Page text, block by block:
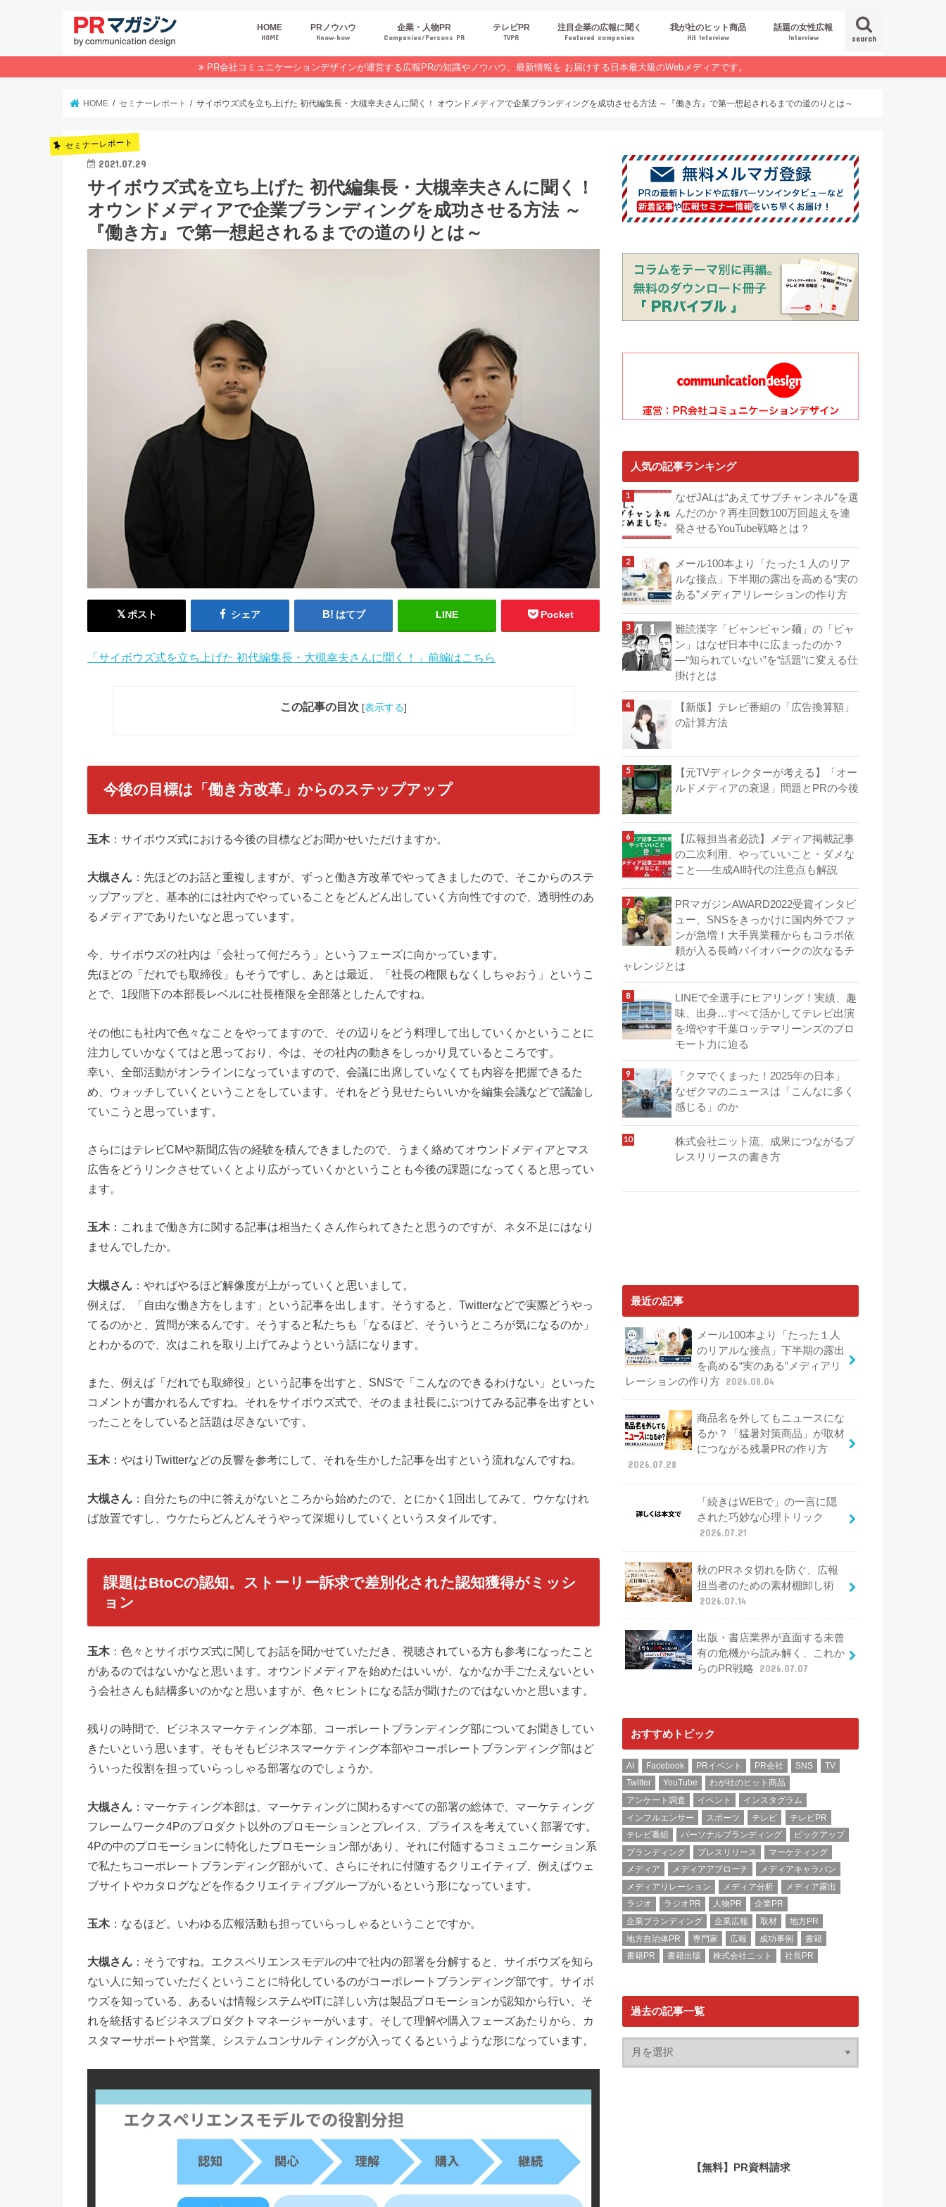
search
HOME
HOME
PRノウハウ
Know‐how
広報スキルUP
商品・サービスPR
デジタルPR
PRトレンド
イベントPR
業界コラム
オンラインセミナーレポート
企業・人物PR
Companies/Persons PR
テレビPR
TVPR
注目企業の広報に聞く
Featured companies
我が社のヒット商品
Hit Interview
話題の女性広報
Interview
PR会社コミュニケーションデザインが運営する広報PRの知識やノウハウ、最新情報を お届けする日本最大級のWebメディアです。
HOME セミナーレポート サイボウズ式を立ち上げた 初代編集長・大槻幸夫さんに聞く！ オウンドメディアで企業ブランディングを成功させる方法 ～『働き方』で第一想起されるまでの道のりとは～
セミナーレポート
2021.07.29
サイボウズ式を立ち上げた 初代編集長・大槻幸夫さんに聞く！
オウンドメディアで企業ブランディングを成功させる方法 ～
『働き方』で第一想起されるまでの道のりとは～
ポスト シェア はてブ LINE Pocket
「サイボウズ式を立ち上げた 初代編集長・大槻幸夫さんに聞く！」前編はこちら
この記事の目次 [表示する]
今後の目標は「働き方改革」からのステップアップ
玉木 ：サイボウズ式における今後の目標などお聞かせいただけますか。
大槻さん ：先ほどのお話と重複しますが、ずっと働き方改革でやってきましたので、そこからのステ
ップアップと、基本的には社内でやっていることをどんどん出していく方向性ですので、透明性のあ
るメディアでありたいなと思っています。
今、サイボウズの社内は「会社って何だろう」というフェーズに向かっています。
先ほどの「だれでも取締役」もそうですし、あとは最近、「社長の権限もなくしちゃおう」というこ
とで、1段階下の本部長レベルに社長権限を全部落としたんですね。
その他にも社内で色々なことをやってますので、その辺りをどう料理して出していくかということに
注力していかなくてはと思っており、今は、その社内の動きをしっかり見ているところです。
幸い、全部活動がオンラインになっていますので、会議に出席していなくても内容を把握できるた
め、ウォッチしていくということをしています。それをどう見せたらいいかを編集会議などで議論し
ていこうと思っています。
さらにはテレビCMや新聞広告の経験を積んできましたので、うまく絡めてオウンドメディアとマス
広告をどうリンクさせていくとより広がっていくかということも今後の課題になってくると思ってい
ます。
玉木：これまで働き方に関する記事は相当たくさん作られてきたと思うのですが、ネタ不足にはなり
ませんでしたか。
大槻さん ：やればやるほど解像度が上がっていくと思いまして。
例えば、「自由な働き方をします」という記事を出します。そうすると、Twitterなどで実際どうやっ
てるのかと、質問が来るんです。そうすると私たちも「なるほど、そういうところが気になるのか」
とわかるので、次はこれを取り上げてみようという話になります。
また、例えば「だれでも取締役」という記事を出すと、SNSで「こんなのできるわけない」といった
コメントが書かれるんですね。それをサイボウズ式で、そのまま社長にぶつけてみる記事を出すとい
ったことをしていると話題は尽きないです。
玉木：やはりTwitterなどの反響を参考にして、それを生かした記事を出すという流れなんですね。
大槻さん ：自分たちの中に答えがないところから始めたので、とにかく1回出してみて、ウケなけれ
ば放置ですし、ウケたらどんどんそうやって深堀りしていくというスタイルです。
課題はBtoCの認知。ストーリー訴求で差別化された認知獲得がミッシ
ョン
玉木：色々とサイボウズ式に関してお話を聞かせていただき、視聴されている方も参考になったこと
があるのではないかなと思います。オウンドメディアを始めたはいいが、なかなか手ごたえないとい
う会社さんも結構多いのかなと思いますが、色々ヒントになる話が聞けたのではないかと思います。
残りの時間で、ビジネスマーケティング本部、コーポレートブランディング部についてお聞きしてい
きたいという思います。そもそもビジネスマーケティング本部やコーポレートブランディング部はど
ういった役割を担っていらっしゃる部署なのでしょうか。
大槻さん ：マーケティング本部は、マーケティングに関わるすべての部署の総体で、マーケティング
フレームワーク4Pのプロダクト以外のプロモーションとプレイス、プライスを考えていく部署です。
4Pの中のプロモーションに特化したプロモーション部があり、それに付随するコミュニケーション系
で私たちコーポレートブランディング部がいて、さらにそれに付随するクリエイティブ、例えばウェ
ブサイトやカタログなどを作るクリエイティブグループがいるという形になっています。
玉木：なるほど。いわゆる広報活動も担っていらっしゃるということですか。
大槻さん ：そうですね。エクスペリエンスモデルの中で社内の部署を分解すると、サイボウズを知ら
ない人に知っていただくということに特化しているのがコーポレートブランディング部です。サイボ
ウズを知っている、あるいは情報システムやITに詳しい方は製品プロモーションが認知から行い、そ
れを統括するビジネスプロダクトマネージャーがいます。そして理解や購入フェーズあたりから、カ
スタマーサポートや営業、システムコンサルティングが入ってくるというような形になっています。
人気の記事ランキング
なぜJALは“あえてサブチャンネル”を選
んだのか？再生回数100万回超えを連
発させるYouTube戦略とは？
メール100本より「たった１人のリア
ルな接点」下半期の露出を高める“実の
ある”メディアリレーションの作り方
難読漢字「ビャンビャン麺」の「ビャ
ン」はなぜ日本中に広まったのか？
―“知られていない”を“話題”に変える仕
掛けとは
【新版】テレビ番組の「広告換算額」
の計算方法
【元TVディレクターが考える】「オー
ルドメディアの衰退」問題とPRの今後
【広報担当者必読】メディア掲載記事
の二次利用、やっていいこと・ダメな
こと──生成AI時代の注意点も解説
PRマガジンAWARD2022受賞インタビ
ュー、SNSをきっかけに国内外でファ
ンが急増！大手異業種からもコラボ依
頼が入る長崎バイオパークの次なるチ
ャレンジとは
LINEで全選手にヒアリング！実績、趣
味、出身…すべて活かしてテレビ出演
を増やす千葉ロッテマリーンズのプロ
モート力に迫る
「クマでくまった！2025年の日本」
なぜクマのニュースは「こんなに多く
感じる」のか
株式会社ニット流、成果につながるプ
レスリリースの書き方
最近の記事
のリアルな接点」下半期の露出
を高める“実のある”メディアリ
レーションの作り方
2026.08.04
るか？「猛暑対策商品」が取材
につながる残暑PRの作り方
「続きはWEBで」の一言に隠
された巧妙な心理トリック
2026.07.21
秋のPRネタ切れを防ぐ、広報
担当者のための素材棚卸し術
2026.07.14
らのPR戦略
おすすめトピック
AI Facebook PRイベント PR会社 SNS
TV
Twitter
YouTube
わが社のヒット商品
アンケート調査
イベント
インスタグラム
インフルエンサー
スポーツ テレビ
テレビPR
テレビ番組
パーソナルブランディング
ピックアップ
ブランディング
プレスリリース
マーケティング
メディア
メディアアプローチ
メディアキャラバン
メディアリレーション
メディア分析
メディア露出
ラジオ
ラジオPR 人物PR
企業PR
地方自治体PR
専門家 広報 成功事例
書籍
書籍PR
書籍出版